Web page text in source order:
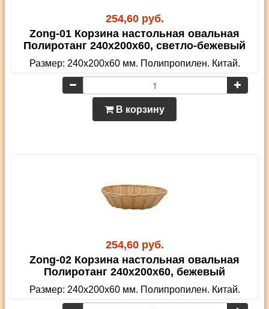
254,60 руб.
Zong-01 Корзина настольная овальная
Полиротанг 240х200х60, светло-бежевый
Размер: 240х200х60 мм. Полипропилен. Китай.
В корзину
254,60 руб.
Zong-02 Корзина настольная овальная
Полиротанг 240х200х60, бежевый
Размер: 240х200х60 мм. Полипропилен. Китай.